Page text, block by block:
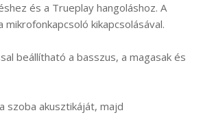
és a Trueplay hangoláshoz. A
mikrofonkapcsoló kikapcsolásával.
beállítható a basszus, a magasak és
szoba akusztikáját, majd